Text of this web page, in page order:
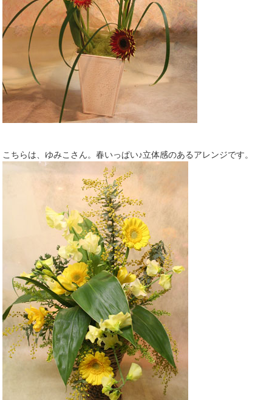
こちらは、ゆみこさん。春いっぱい♪立体感のあるアレンジです。